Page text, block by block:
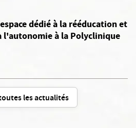
dédié à la rééducation et
l'autonomie à la Polyclinique
les actualités